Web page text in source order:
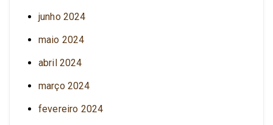
junho 2024
maio 2024
abril 2024
março 2024
fevereiro 2024